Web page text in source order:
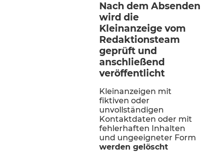
Nach dem Absenden
wird die
Kleinanzeige vom
Redaktionsteam
geprüft und
anschließend
veröffentlicht
Kleinanzeigen mit
fiktiven oder
unvollständigen
Kontaktdaten oder mit
fehlerhaften Inhalten
und ungeeigneter Form
werden gelöscht